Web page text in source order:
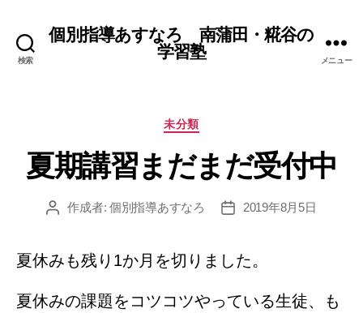
検索
個別指導あすなろ 南蒲田・糀谷の
学習塾
メニュー
カ
ゴ
リ
未分類
夏期講習まだまだ受付中
投
作成者: 個別指導あすなろ
投
2019年8月5日
夏休みも残り1か月を切りました。
夏休みの課題をコツコツやっている生徒、も